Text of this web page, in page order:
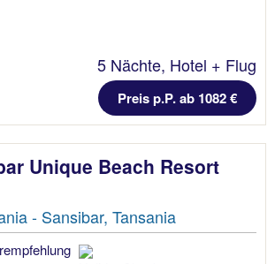
5 Nächte, Hotel + Flug
Preis p.P. ab 1082 €
Unique Beach Resort
- Sansibar, Tansania